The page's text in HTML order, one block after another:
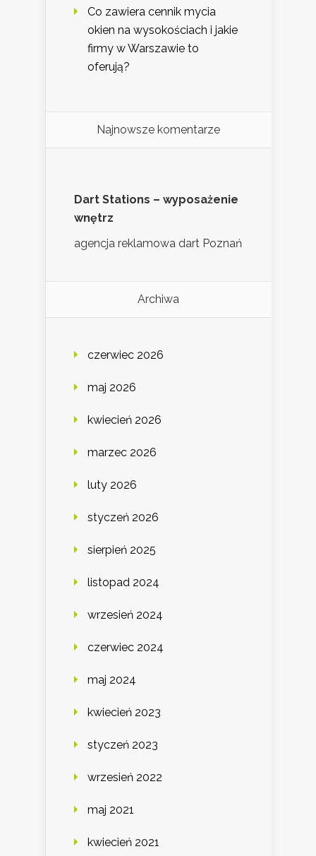
Co zawiera cennik mycia
okien na wysokościach i jakie
firmy w Warszawie to
oferują?
Najnowsze komentarze
Dart Stations – wyposażenie
wnętrz
agencja reklamowa dart Poznań
Archiwa
czerwiec 2026
maj 2026
kwiecień 2026
marzec 2026
luty 2026
styczeń 2026
sierpień 2025
listopad 2024
wrzesień 2024
czerwiec 2024
maj 2024
kwiecień 2023
styczeń 2023
wrzesień 2022
maj 2021
kwiecień 2021